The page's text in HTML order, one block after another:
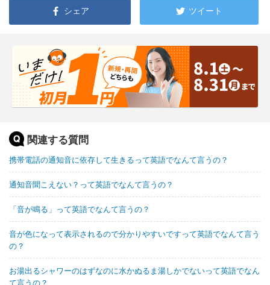
シェア ツイート
関連する質問
携帯電話の通知音に依存して生きるって英語でなんて言うの？
通知音聞こえない？って英語でなんて言うの？
「音が鳴る」って英語でなんて言うの？
音が色になって表示されるので分かりやすいですって英語でなんて言う
の？
お湯出るシャワーのはずなのに水かぬるま湯しかでないって英語でなん
て言うの？